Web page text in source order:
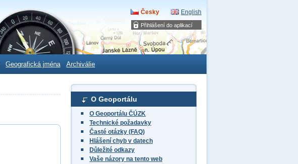
Přihlášení do aplikací
Česky English
Geografická jména Archiválie
O Geoportálu
O Geoportálu ČÚZK
Technické požadavky
Časté otázky (FAQ)
Hlášení chyb v datech
Důležité odkazy
Vaše názory na tento web